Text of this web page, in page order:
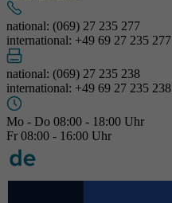
national: (069) 27 235 277
international: +49 69 27 235 277
national: (069) 27 235 238
international: +49 69 27 235 238
Mo - Do 08:00 - 18:00 Uhr
Fr 08:00 - 16:00 Uhr